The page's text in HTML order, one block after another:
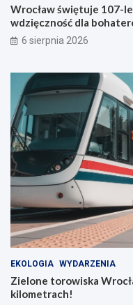
Wrocław świętuje 107-
wdzięczność dla
6 sierpnia 2026
EKOLOGIA WYDARZENIA
Zielone torowiska
kilometrach!